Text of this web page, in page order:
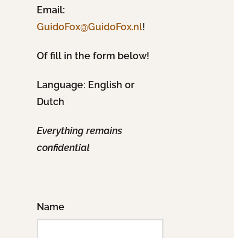
Email:
GuidoFox@GuidoFox.nl!
Of fill in the form below!
Language: English or
Dutch
Everything remains
confidential
Name